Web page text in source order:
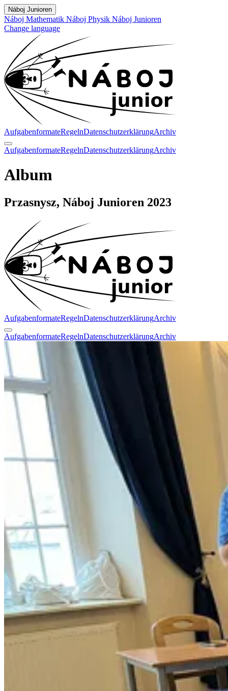
Náboj Junioren
Náboj Mathematik Náboj Physik Náboj Junioren
Change language
AufgabenformateRegelnDatenschutzerklärungArchiv
AufgabenformateRegelnDatenschutzerklärungArchiv
Album
Przasnysz, Náboj Junioren 2023
AufgabenformateRegelnDatenschutzerklärungArchiv
AufgabenformateRegelnDatenschutzerklärungArchiv